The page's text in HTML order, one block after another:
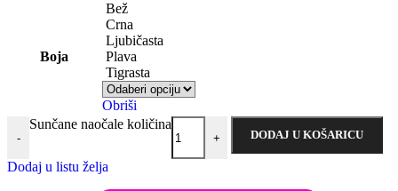
Boja
Bež
Crna
Ljubičasta
Plava
Tigrasta
Obriši
-
Sunčane naočale količina
+ DODAJ U KOŠARICU
Dodaj u listu želja